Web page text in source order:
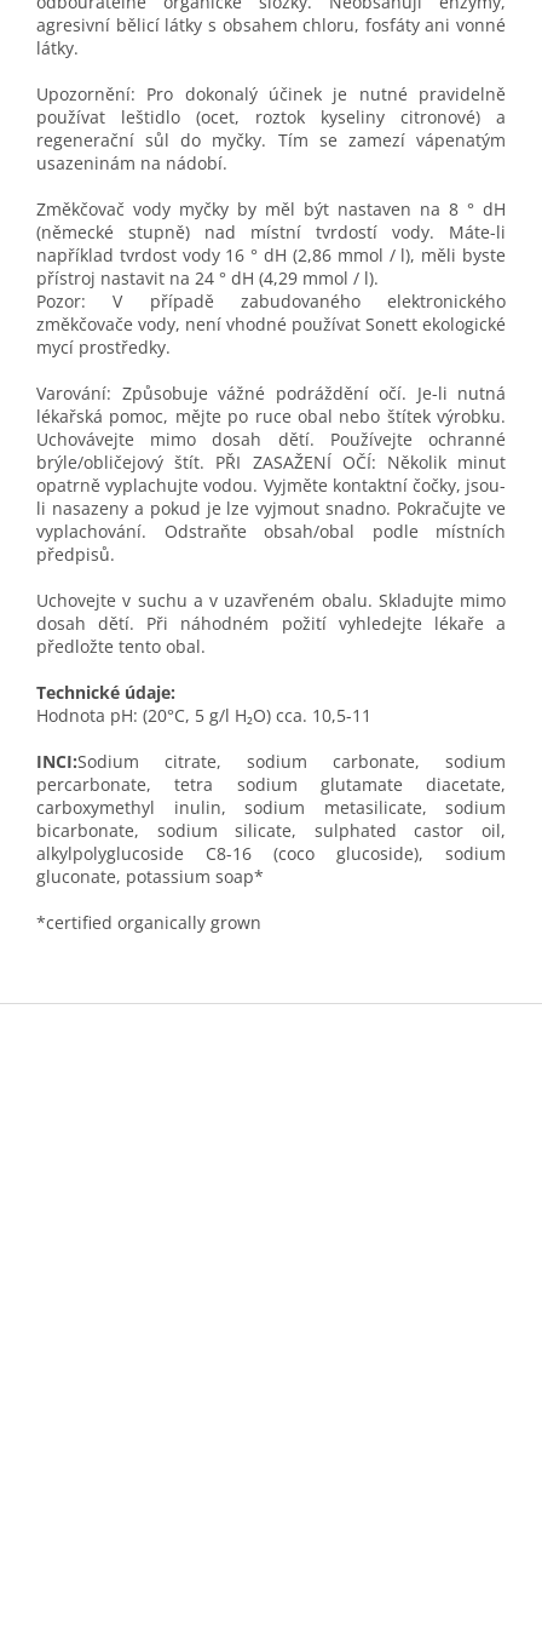
agresivní bělicí látky s obsahem chloru, fosfáty ani vonné
látky.
Upozornění: Pro dokonalý účinek je nutné pravidelně
používat leštidlo (ocet, roztok kyseliny citronové) a
regenerační sůl do myčky. Tím se zamezí vápenatým
usazeninám na nádobí.
Změkčovač vody myčky by měl být nastaven na 8 ° dH
(německé stupně) nad místní tvrdostí vody. Máte-li
například tvrdost vody 16 ° dH (2,86 mmol / l), měli byste
přístroj nastavit na 24 ° dH (4,29 mmol / l).
Pozor: V případě zabudovaného elektronického
změkčovače vody, není vhodné používat Sonett ekologické
mycí prostředky.
Varování: Způsobuje vážné podráždění očí. Je-li nutná
lékařská pomoc, mějte po ruce obal nebo štítek výrobku.
Uchovávejte mimo dosah dětí. Používejte ochranné
brýle/obličejový štít. PŘI ZASAŽENÍ OČÍ: Několik minut
opatrně vyplachujte vodou. Vyjměte kontaktní čočky, jsou-
li nasazeny a pokud je lze vyjmout snadno. Pokračujte ve
vyplachování. Odstraňte obsah/obal podle místních
předpisů.
Uchovejte v suchu a v uzavřeném obalu. Skladujte mimo
dosah dětí. Při náhodném požití vyhledejte lékaře a
předložte tento obal.
Technické údaje:
Hodnota pH: (20°C, 5 g/l H₂O) cca. 10,5-11
INCI:Sodium citrate, sodium carbonate, sodium
percarbonate, tetra sodium glutamate diacetate,
carboxymethyl inulin, sodium metasilicate, sodium
bicarbonate, sodium silicate, sulphated castor oil,
alkylpolyglucoside C8-16 (coco glucoside), sodium
gluconate, potassium soap*
*certified organically grown
Z